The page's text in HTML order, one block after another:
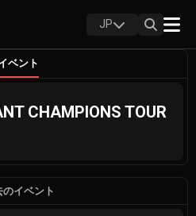
JP
ベント
CHAMPIONS TOUR
のイベント